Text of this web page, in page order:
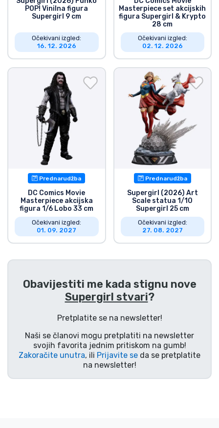
POP! Vinilna figura
Supergirl 9 cm
Očekivani izgled:
16. 12. 2026
Masterpiece set akcijskih
figura Supergirl & Krypto
28 cm
Očekivani izgled:
02. 12. 2026
Prednarudžba
DC Comics Movie
Masterpiece akcijska
figura 1/6 Lobo 33 cm
Očekivani izgled:
01. 09. 2027
Prednarudžba
Supergirl (2026) Art
Scale statua 1/10
Supergirl 25 cm
Očekivani izgled:
27. 08. 2027
Obavijestiti me kada stignu nove
Supergirl stvari?
Pretplatite se na newsletter!
Naši se članovi mogu pretplatiti na newsletter
svojih favorita jednim pritiskom na gumb!
Zakoračite unutra, ili Prijavite se da se pretplatite
na newsletter!